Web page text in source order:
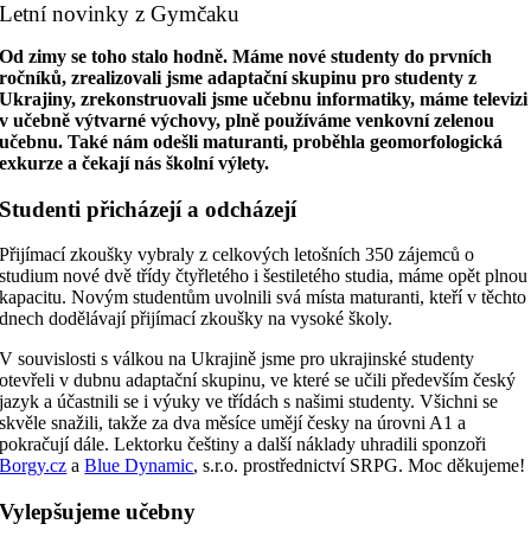
Letní novinky z Gymčaku
Od zimy se toho stalo hodně. Máme nové studenty do prvních
ročníků, zrealizovali jsme adaptační skupinu pro studenty z
Ukrajiny, zrekonstruovali jsme učebnu informatiky, máme televizi
v učebně výtvarné výchovy, plně používáme venkovní zelenou
učebnu. Také nám odešli maturanti, proběhla geomorfologická
exkurze a čekají nás školní výlety.
Studenti přicházejí a odcházejí
Přijímací zkoušky vybraly z celkových letošních 350 zájemců o
studium nové dvě třídy čtyřletého i šestiletého studia, máme opět plnou
kapacitu. Novým studentům uvolnili svá místa maturanti, kteří v těchto
dnech dodělávají přijímací zkoušky na vysoké školy.
V souvislosti s válkou na Ukrajině jsme pro ukrajinské studenty
otevřeli v dubnu adaptační skupinu, ve které se učili především český
jazyk a účastnili se i výuky ve třídách s našimi studenty. Všichni se
skvěle snažili, takže za dva měsíce umějí česky na úrovni A1 a
pokračují dále. Lektorku češtiny a další náklady uhradili sponzoři
Borgy.cz aBlue Dynamic, s.r.o. prostřednictví SRPG. Moc děkujeme!
Vylepšujeme učebny